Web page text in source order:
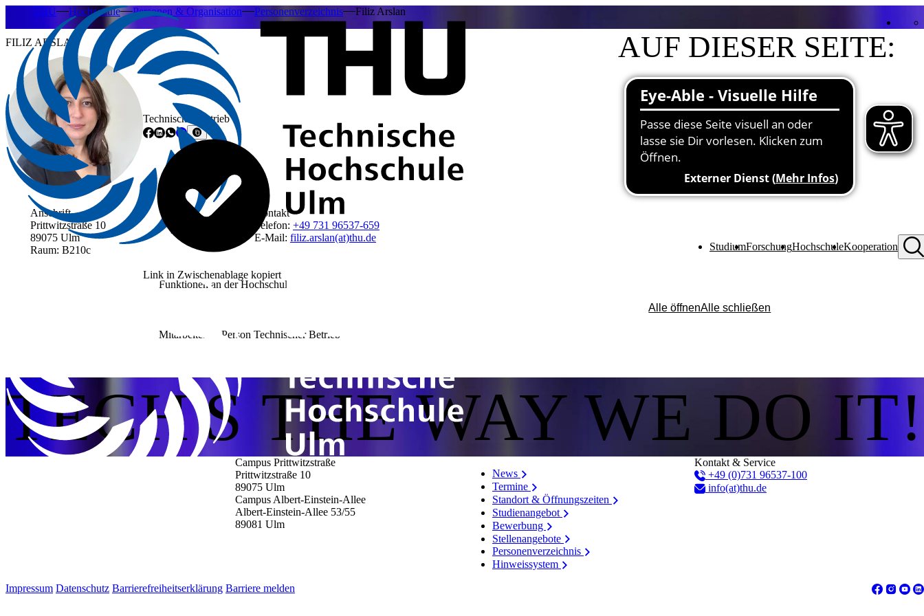
StudiumForschungHochschuleKooperation
THU Hochschule Personen & Organisation Personenverzeichnis Filiz Arslan
FILIZ ARSLAN
Technischer Betrieb
Link in Zwischenablage kopiert
AUF DIESER SEITE:
Kontakt
Funktionen an der Hochschule
Anschrift
Prittwitzstraße 10
89075 Ulm
Raum: B210c
Kontakt
Telefon: +49 731 96537-659
E-Mail: filiz.arslan(at)thu.de
Funktionen an der Hochschule
Alle öffnenAlle schließen
Mitarbeitende Person Technischer Betrieb
TECH'S THE WAY WE DO IT!
Campus Prittwitzstraße
Prittwitzstraße 10
89075 Ulm
Campus Albert-Einstein-Allee
Albert-Einstein-Allee 53/​55
89081 Ulm
News
Termine
Standort & Öffnungszeiten
Studienangebot
Bewerbung
Stellenangebote
Personenverzeichnis
Hinweissystem
Kontakt & Service
+49 (0)731 96537-100
info(at)thu.de
Impressum Datenschutz Barrierefreiheitserklärung Barriere melden